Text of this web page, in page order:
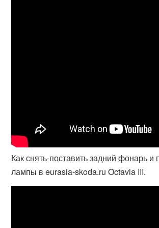
Как снять-поставить задний фонарь и
лампы в eurasia-skoda.ru Octavia III.